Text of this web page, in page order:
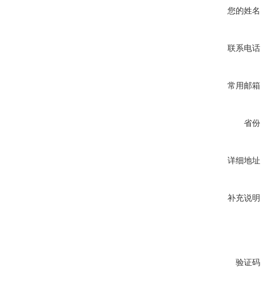
您的姓名
联系电话
常用邮箱
省份
详细地址
补充说明
验证码